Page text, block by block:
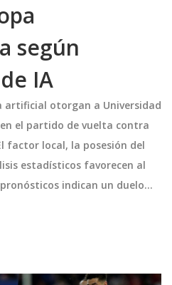
según
IA
artificial otorgan a Universidad
el partido de vuelta contra
factor local, la posesión del
estadísticos favorecen al
indican un duelo
de gol.